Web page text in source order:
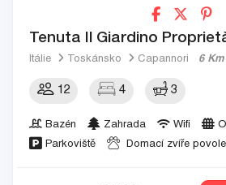
Tenuta Il Giardino
Itálie Toskánsko Capannori 6 Km
12 4 3
Bazén Zahrada Wifi
Parkoviště
Domací zvíře